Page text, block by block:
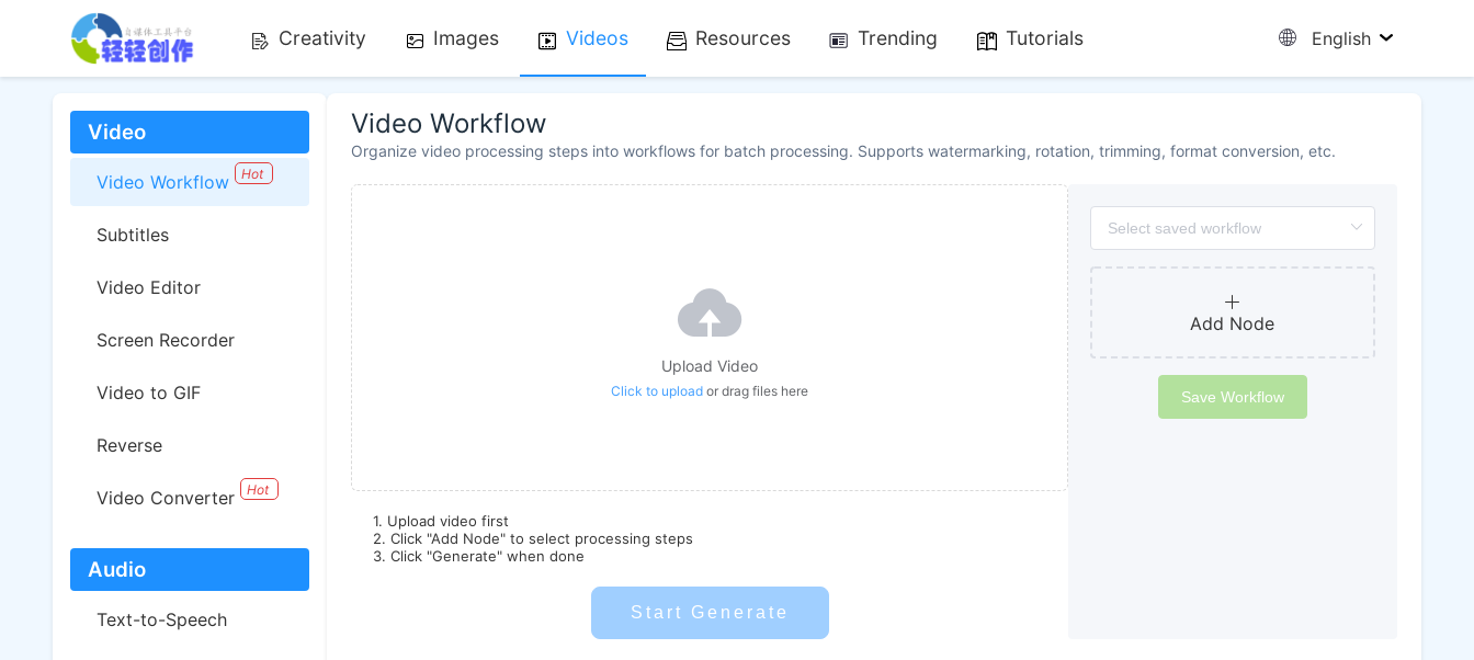
Creativity Images Videos Resources Trending Tutorials English
Video
Video Workflow Hot
Subtitles
Video Editor
Screen Recorder
Video to GIF
Reverse
Video Converter Hot
Audio
Text-to-Speech
Video Workflow
Organize video processing steps into workflows for batch processing. Supports watermarking, rotation, trimming, format conversion, etc.
Upload Video
Click to upload or drag files here
1. Upload video first
2. Click "Add Node" to select processing steps
3. Click "Generate" when done
Start Generate
Add Node
Save Workflow